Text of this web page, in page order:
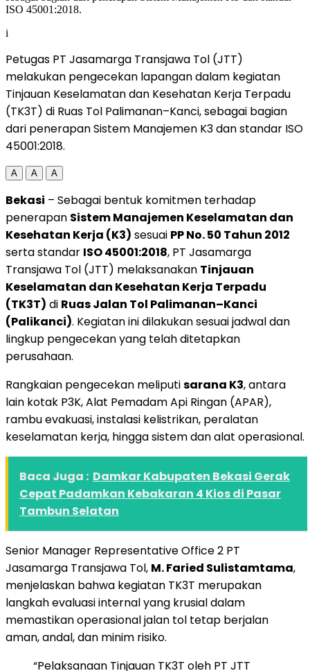
i
Petugas PT Jasamarga Transjawa Tol (JTT)
melakukan pengecekan lapangan dalam kegiatan
Tinjauan Keselamatan dan Kesehatan Kerja Terpadu
(TK3T) di Ruas Tol Palimanan–Kanci, sebagai bagian
dari penerapan Sistem Manajemen K3 dan standar ISO
45001:2018.
A A A
Bekasi – Sebagai bentuk komitmen terhadap
penerapan Sistem Manajemen Keselamatan dan
Kesehatan Kerja (K3) sesuai PP No. 50 Tahun 2012
serta standar ISO 45001:2018, PT Jasamarga
Transjawa Tol (JTT) melaksanakan Tinjauan
Keselamatan dan Kesehatan Kerja Terpadu
(TK3T) di Ruas Jalan Tol Palimanan–Kanci
(Palikanci). Kegiatan ini dilakukan sesuai jadwal dan
lingkup pengecekan yang telah ditetapkan
perusahaan.
Rangkaian pengecekan meliputisarana K3, antara
lain kotak P3K, Alat Pemadam Api Ringan (APAR),
rambu evakuasi, instalasi kelistrikan, peralatan
keselamatan kerja, hingga sistem dan alat operasional.
Baca Juga : Damkar Kabupaten Bekasi Gerak
Cepat Padamkan Kebakaran 4 Kios di Pasar
Tambun Selatan
Senior Manager Representative Office 2 PT
Jasamarga Transjawa Tol, M. Faried Sulistamtama,
menjelaskan bahwa kegiatan TK3T merupakan
langkah evaluasi internal yang krusial dalam
memastikan operasional jalan tol tetap berjalan
aman, andal, dan minim risiko.
“Pelaksanaan Tinjauan TK3T oleh PT JTT